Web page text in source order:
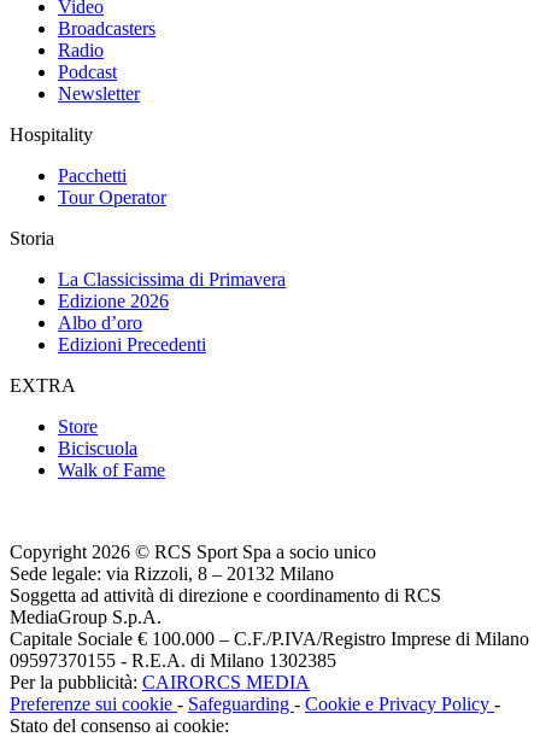
Video
Broadcasters
Radio
Podcast
Newsletter
Hospitality
Pacchetti
Tour Operator
Storia
La Classicissima di Primavera
Edizione 2026
Albo d’oro
Edizioni Precedenti
EXTRA
Store
Biciscuola
Walk of Fame
Copyright 2026 © RCS Sport Spa a socio unico
Sede legale: via Rizzoli, 8 – 20132 Milano
Soggetta ad attività di direzione e coordinamento di RCS
MediaGroup S.p.A.
Capitale Sociale € 100.000 – C.F./P.IVA/Registro Imprese di Milano
09597370155 - R.E.A. di Milano 1302385
Per la pubblicità: CAIRORCS MEDIA
Preferenze sui cookie - Safeguarding - Cookie e Privacy Policy -
Stato del consenso ai cookie: